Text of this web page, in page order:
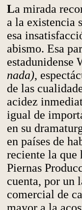
La mirada
a la existencia
esa
abismo. Esa
estadunidense
nada),
de las
acidez
igual de
en su
en países de
reciente la que
Piernas
cuenta, por un
comercial de